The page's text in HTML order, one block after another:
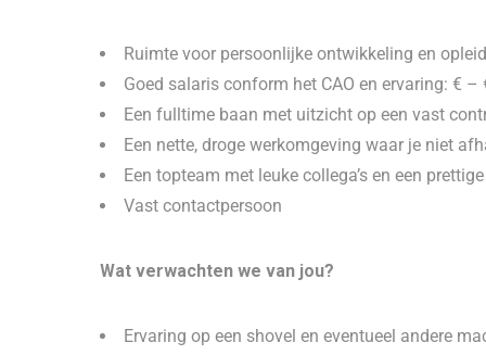
Ruimte voor persoonlijke ontwikkeling en
Goed salaris conform het CAO en ervaring: € –
Een fulltime baan met uitzicht op een vast
Een nette, droge werkomgeving waar je niet
Een topteam met leuke collega’s en een
Vast contactpersoon
Wat verwachten we van jou?
Ervaring op een shovel en eventueel andere